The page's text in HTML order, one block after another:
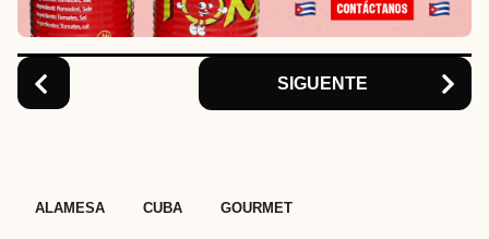
o
n
SIGUENTE
ALAMESA CUBA GOURMET